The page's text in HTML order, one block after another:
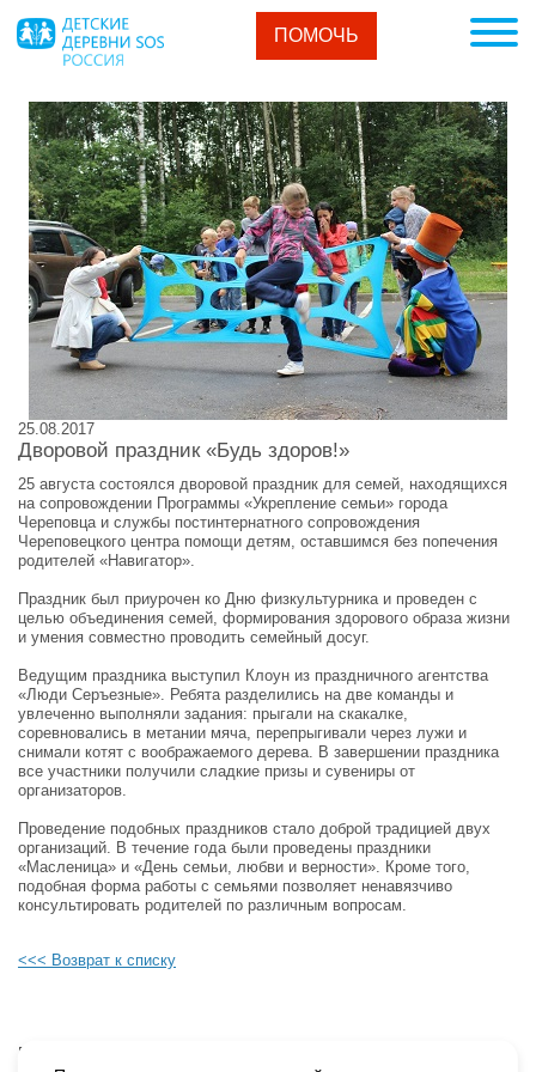
ПОМОЧЬ
25.08.2017
Дворовой праздник «Будь здоров!»
25 августа состоялся дворовой праздник для семей, находящихся
на сопровождении Программы «Укрепление семьи» города
Череповца и службы постинтернатного сопровождения
Череповецкого центра помощи детям, оставшимся без попечения
родителей «Навигатор».
Праздник был приурочен ко Дню физкультурника и проведен с
целью объединения семей, формирования здорового образа жизни
и умения совместно проводить семейный досуг.
Ведущим праздника выступил Клоун из праздничного агентства
«Люди Серъезные». Ребята разделились на две команды и
увлеченно выполняли задания: прыгали на скакалке,
соревновались в метании мяча, перепрыгивали через лужи и
снимали котят с воображаемого дерева. В завершении праздника
все участники получили сладкие призы и сувениры от
организаторов.
Проведение подобных праздников стало доброй традицией двух
организаций. В течение года были проведены праздники
«Масленица» и «День семьи, любви и верности». Кроме того,
подобная форма работы с семьями позволяет ненавязчиво
консультировать родителей по различным вопросам.
<<< Возврат к списку
Будьте в курсе наших событий, подпишитесь на новости и акции